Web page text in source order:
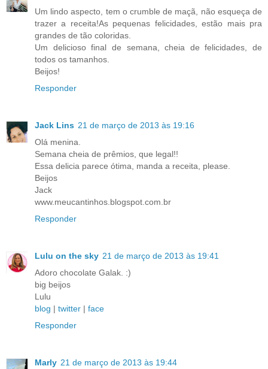
Um lindo aspecto, tem o crumble de maçã, não esqueça de
trazer a receita!As pequenas felicidades, estão mais pra
grandes de tão coloridas.
Um delicioso final de semana, cheia de felicidades, de
todos os tamanhos.
Beijos!
Responder
Jack Lins 21 de março de 2013 às 19:16
Olá menina.
Semana cheia de prêmios, que legal!!
Essa delicia parece ótima, manda a receita, please.
Beijos
Jack
www.meucantinhos.blogspot.com.br
Responder
Lulu on the sky 21 de março de 2013 às 19:41
Adoro chocolate Galak. :)
big beijos
Lulu
blog | twitter | face
Responder
Marly 21 de março de 2013 às 19:44